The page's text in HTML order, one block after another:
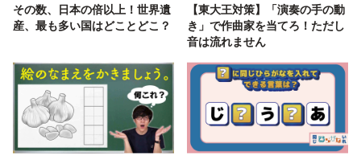
その数、日本の倍以上！世界遺
産、最も多い国はどことどこ？
【東大王対策】「演奏の手の動
き」で作曲家を当てろ！ただし
音は流れません